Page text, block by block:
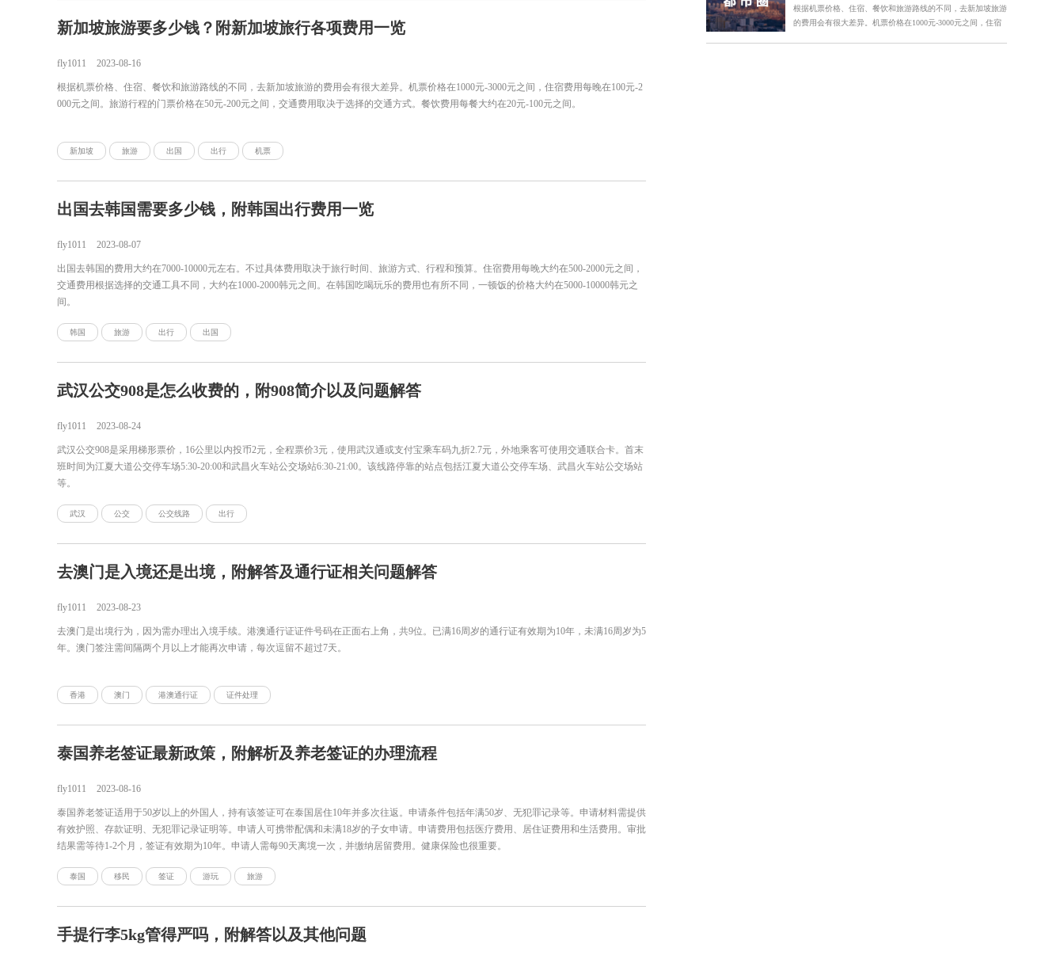
新加坡旅游要多少钱？附新加坡旅行各项费用一览
fly1011 2023-08-16
根据机票价格、住宿、餐饮和旅游路线的不同，去新加坡旅游的费用会有很大差异。机票价格在1000元-3000元之间，住宿费用每晚在100元-2
000元之间。旅游行程的门票价格在50元-200元之间，交通费用取决于选择的交通方式。餐饮费用每餐大约在20元-100元之间。
新加坡 旅游 出国 出行 机票
出国去韩国需要多少钱，附韩国出行费用一览
fly1011 2023-08-07
出国去韩国的费用大约在7000-10000元左右。不过具体费用取决于旅行时间、旅游方式、行程和预算。住宿费用每晚大约在500-2000元之间，
交通费用根据选择的交通工具不同，大约在1000-2000韩元之间。在韩国吃喝玩乐的费用也有所不同，一顿饭的价格大约在5000-10000韩元之
间。
韩国 旅游 出行 出国
武汉公交908是怎么收费的，附908简介以及问题解答
fly1011 2023-08-24
武汉公交908是采用梯形票价，16公里以内投币2元，全程票价3元，使用武汉通或支付宝乘车码九折2.7元，外地乘客可使用交通联合卡。首末
班时间为江夏大道公交停车场5:30-20:00和武昌火车站公交场站6:30-21:00。该线路停靠的站点包括江夏大道公交停车场、武昌火车站公交场站
等。
武汉 公交 公交线路 出行
去澳门是入境还是出境，附解答及通行证相关问题解答
fly1011 2023-08-23
去澳门是出境行为，因为需办理出入境手续。港澳通行证证件号码在正面右上角，共9位。已满16周岁的通行证有效期为10年，未满16周岁为5
年。澳门签注需间隔两个月以上才能再次申请，每次逗留不超过7天。
香港 澳门 港澳通行证 证件处理
泰国养老签证最新政策，附解析及养老签证的办理流程
fly1011 2023-08-16
泰国养老签证适用于50岁以上的外国人，持有该签证可在泰国居住10年并多次往返。申请条件包括年满50岁、无犯罪记录等。申请材料需提供
有效护照、存款证明、无犯罪记录证明等。申请人可携带配偶和未满18岁的子女申请。申请费用包括医疗费用、居住证费用和生活费用。审批
结果需等待1-2个月，签证有效期为10年。申请人需每90天离境一次，并缴纳居留费用。健康保险也很重要。
泰国 移民 签证 游玩 旅游
手提行李5kg管得严吗，附解答以及其他问题
根据机票价格、住宿、餐饮和旅游路线的不同，去新加坡旅游
的费用会有很大差异。机票价格在1000元-3000元之间，住宿